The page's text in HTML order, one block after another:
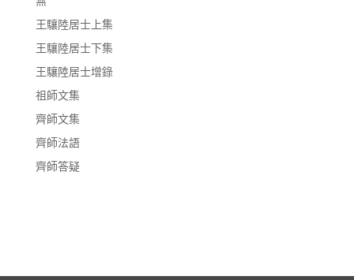
王驤陸居士上集
王驤陸居士下集
王驤陸居士增錄
祖師文集
齊師文集
齊師法語
齊師答疑